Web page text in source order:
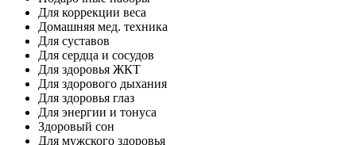
Для коррекции веса
Домашняя мед. техника
Для суставов
Для сердца и сосудов
Для здоровья ЖКТ
Для здорового дыхания
Для здоровья глаз
Для энергии и тонуса
Здоровый сон
Для мужского здоровья